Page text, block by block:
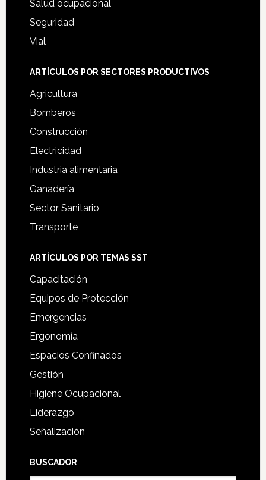
Salud ocupacional
Seguridad
Vial
ARTÍCULOS POR SECTORES PRODUCTIVOS
Agricultura
Bomberos
Construcción
Electricidad
Industria alimentaria
Ganadería
Sector Sanitario
Transporte
ARTÍCULOS POR TEMAS SST
Capacitación
Equipos de Protección
Emergencias
Ergonomía
Espacios Confinados
Gestión
Higiene Ocupacional
Liderazgo
Señalización
BUSCADOR